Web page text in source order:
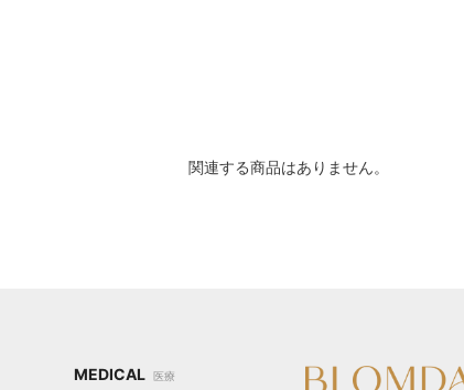
関連する商品はありません。
MEDICAL 医療